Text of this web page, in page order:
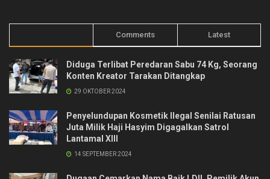
Comments Latest
Diduga Terlibat Peredaran Sabu 74 Kg, Seorang
Konten Kreator Tarakan Ditangkap
29 OKTOBER 2024
Penyelundupan Kosmetik Ilegal Senilai Ratusan
Juta Milik Haji Hasyim Digagalkan Satrol
Lantamal XIII
14 SEPTEMBER 2024